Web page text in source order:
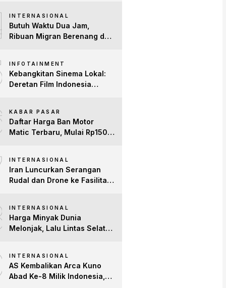
INTERNASIONAL
Butuh Waktu Dua Jam,
Ribuan Migran Berenang dari
INFOTAINMENT
Kebangkitan Sinema Lokal:
Deretan Film Indonesia
Global
KABAR PASAR
Daftar Harga Ban Motor
Matic Terbaru, Mulai Rp150
INTERNASIONAL
Iran Luncurkan Serangan
Rudal dan Drone ke Fasilitas
INTERNASIONAL
Harga Minyak Dunia
Melonjak, Lalu Lintas Selat
INTERNASIONAL
AS Kembalikan Arca Kuno
Abad Ke-8 Milik Indonesia,